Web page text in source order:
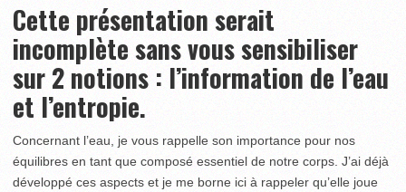
Cette présentation serait
incomplète sans vous sensibiliser
sur 2 notions : l’information de l’eau
et l’entropie.
Concernant l’eau, je vous rappelle son importance pour nos
équilibres en tant que composé essentiel de notre corps. J’ai déjà
développé ces aspects et je me borne ici à rappeler qu’elle joue